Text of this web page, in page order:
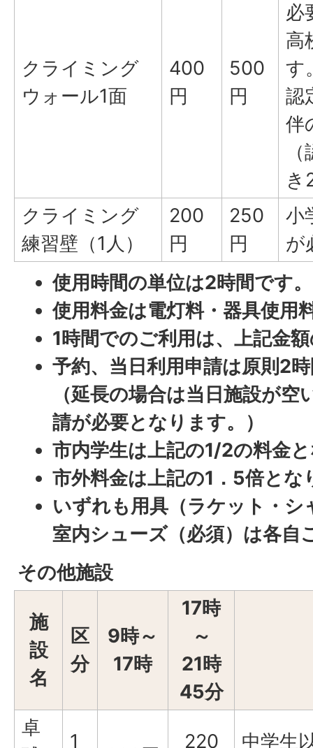
クライミング
ウォール1面
400
円
500
円
必
高
す
認
伴
き
クライミング
練習壁（1人）
200
円
250
円
小
が
使用時間の単位は2時間です。
使用料金は電灯料・器具使用
1時間でのご利用は、上記金
予約、当日利用申請は原則2
（延長の場合は当日施設が空
請が必要となります。）
市内学生は上記の1/2の料金
市外料金は上記の1．5倍とな
いずれも用具（ラケット・シ
室内シューズ（必須）は各自
その他施設
施
設
名
区
分
9時～
17時
17時
～
21時
45分
卓
1 220 中学生